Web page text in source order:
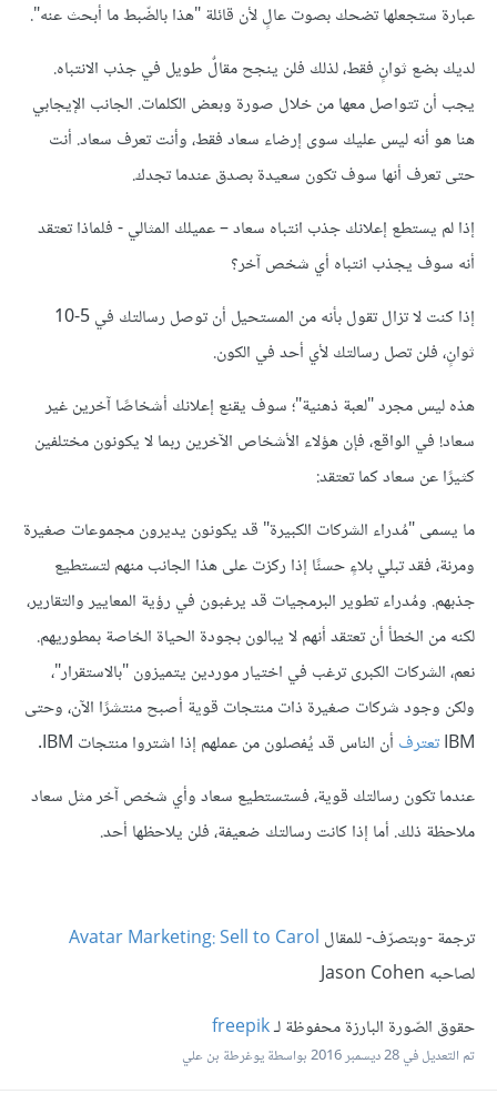
عبارة ستجعلها تضحك بصوت عالٍ لأن قائلة "هذا بالضّبط ما أبحث عنه".
لديك بضع ثوانٍ فقط، لذلك فلن ينجح مقالٌ طويل في جذب الانتباه.
يجب أن تتواصل معها من خلال صورة وبعض الكلمات. الجانب الإيجابي
هنا هو أنه ليس عليك سوى إرضاء سعاد فقط، وأنت تعرف سعاد. أنت
حتى تعرف أنها سوف تكون سعيدة بصدق عندما تجدك.
إذا لم يستطع إعلانك جذب انتباه سعاد – عميلك المثالي - فلماذا تعتقد
أنه سوف يجذب انتباه أي شخص آخر؟
إذا كنت لا تزال تقول بأنه من المستحيل أن توصل رسالتك في 5-10
ثوانٍ، فلن تصل رسالتك لأي أحد في الكون.
هذه ليس مجرد "لعبة ذهنية"؛ سوف يقنع إعلانك أشخاصًا آخرين غير
سعاد! في الواقع، فإن هؤلاء الأشخاص الآخرين ربما لا يكونون مختلفين
كثيرًا عن سعاد كما تعتقد:
ما يسمى "مُدراء الشركات الكبيرة" قد يكونون يديرون مجموعات صغيرة
ومرنة، فقد تبلي بلاءٍ حسنًا إذا ركزت على هذا الجانب منهم لتستطيع
جذبهم. ومُدراء تطوير البرمجيات قد يرغبون في رؤية المعايير والتقارير،
لكنه من الخطأ أن تعتقد أنهم لا يبالون بجودة الحياة الخاصة بمطوريهم.
نعم، الشركات الكبرى ترغب في اختيار موردين يتميزون "بالاستقرار"،
ولكن وجود شركات صغيرة ذات منتجات قوية أصبح منتشرًا الآن، وحتى
IBMتعترف أن الناس قد يُفصلون من عملهم إذا اشتروا منتجات IBM.
عندما تكون رسالتك قوية، فستستطيع سعاد وأي شخص آخر مثل سعاد
ملاحظة ذلك. أما إذا كانت رسالتك ضعيفة، فلن يلاحظها أحد.
ترجمة -وبتصرّف- للمقال Avatar Marketing: Sell to Carol
لصاحبه Jason Cohen
حقوق الصّورة البارزة محفوظة لـfreepik
تم التعديل في28 ديسمبر 2016 بواسطة يوغرطة بن علي